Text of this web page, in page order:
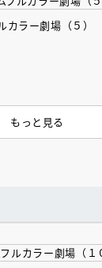
カラー劇場（５）
もっと見る